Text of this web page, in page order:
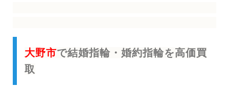
大野市で結婚指輪・婚約指輪を高価買
取